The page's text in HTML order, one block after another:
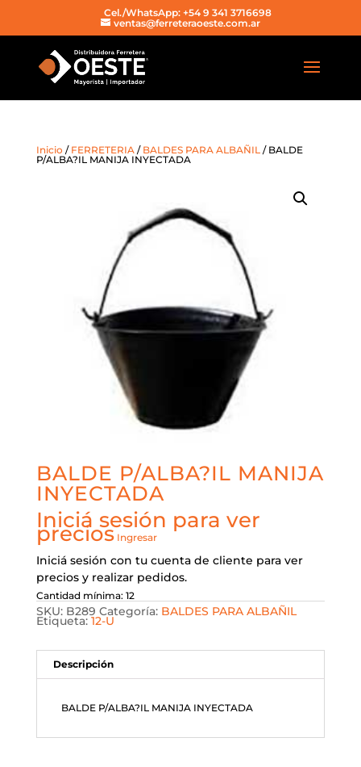
Cel./WhatsApp: +54 9 341 3716698
ventas@ferreteraoeste.com.ar
Inicio / FERRETERIA/ BALDES PARA ALBAÑIL/ BALDE
P/ALBA?IL MANIJA INYECTADA
BALDE P/ALBA?IL MANIJA
INYECTADA
Iniciá sesión para ver
precios Ingresar
Iniciá sesión con tu cuenta de cliente para ver
precios y realizar pedidos.
Cantidad mínima: 12
SKU: B289 Categoría: BALDES PARA ALBAÑIL
Etiqueta: 12-U
Descripción
BALDE P/ALBA?IL MANIJA INYECTADA